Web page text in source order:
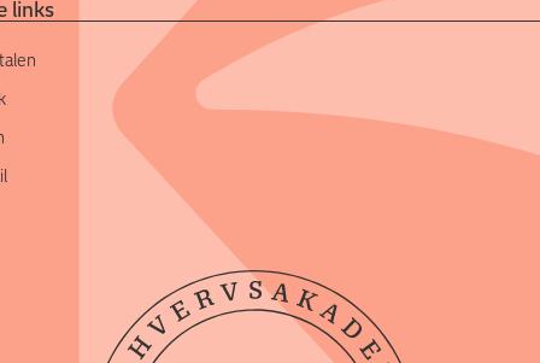
links